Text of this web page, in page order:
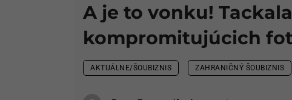
A je to vonku!
kompromitujúcich
AKTUÁLNE/ŠOUBIZNIS ZAHRANIČNÝ ŠOUBIZNIS